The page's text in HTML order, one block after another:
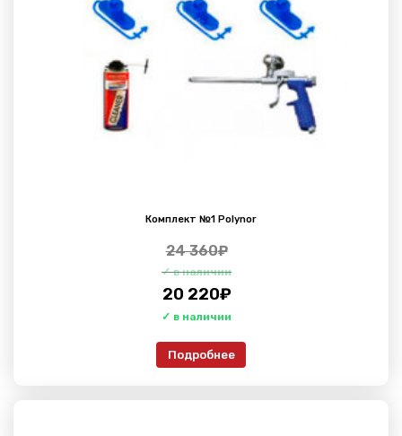
Комплект №1 Polynor
24 360₽
20 220₽
Подробнее